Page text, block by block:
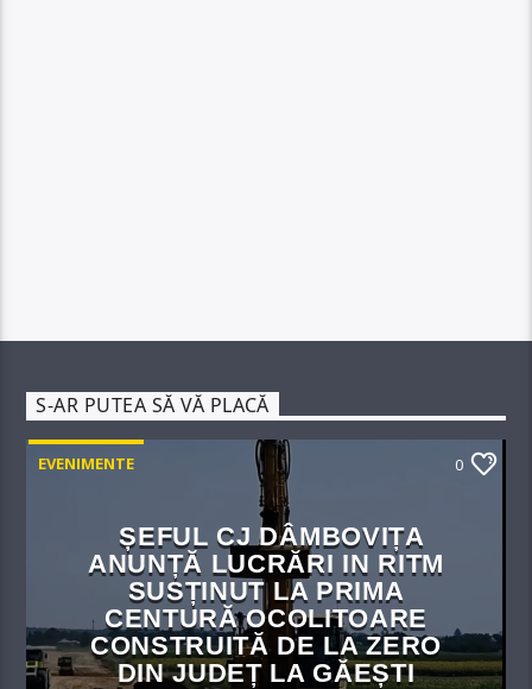
S-AR PUTEA SĂ VĂ PLACĂ
EVENIMENTE 0
ȘEFUL CJ DÂMBOVIȚA
ANUNȚĂ LUCRĂRI IN RITM
SUSȚINUT LA PRIMA
CENTURĂ OCOLITOARE
CONSTRUITĂ DE LA ZERO
DIN JUDEȚ LA GĂEȘTI